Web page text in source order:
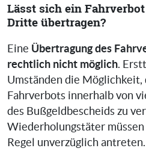
Lässt sich ein
Dritte übertragen?
Eine Übertragung des
rechtlich nicht möglich.
Umständen die
Fahrverbots innerhalb von
des Bußgeldbescheids zu
Wiederholungstäter
Regel unverzüglich antreten.